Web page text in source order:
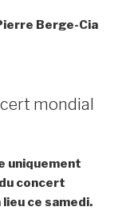
Berge-Cia
mondial
uniquement
concert
lieu ce samedi.